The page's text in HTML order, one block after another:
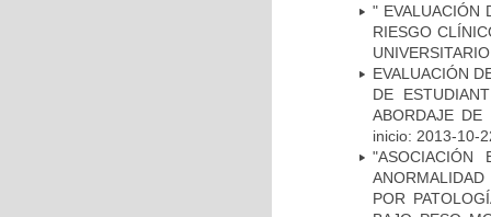
" EVALUACIÓN
RIESGO
EVALUACIÓN
DE
ABORDAJE
inicio: 2013-10-
"ASOCIACIÓN
ANORMALIDAD
POR